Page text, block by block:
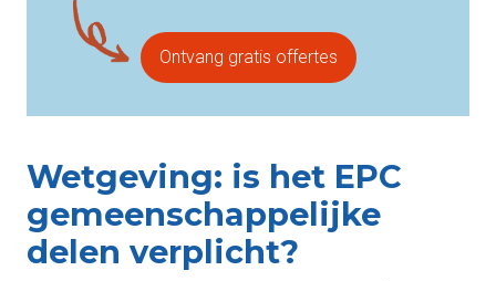
Ontvang gratis offertes
Wetgeving: is het EPC
gemeenschappelijke
delen verplicht?